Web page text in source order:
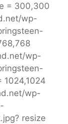
= 300,300
wp-
wp-
1024,1024
wp-
resize